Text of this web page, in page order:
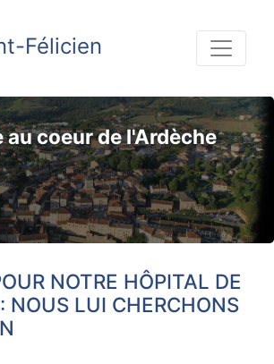
Félicien
au coeur de l'Ardèche
NOTRE HÔPITAL DE
NOUS LUI CHERCHONS